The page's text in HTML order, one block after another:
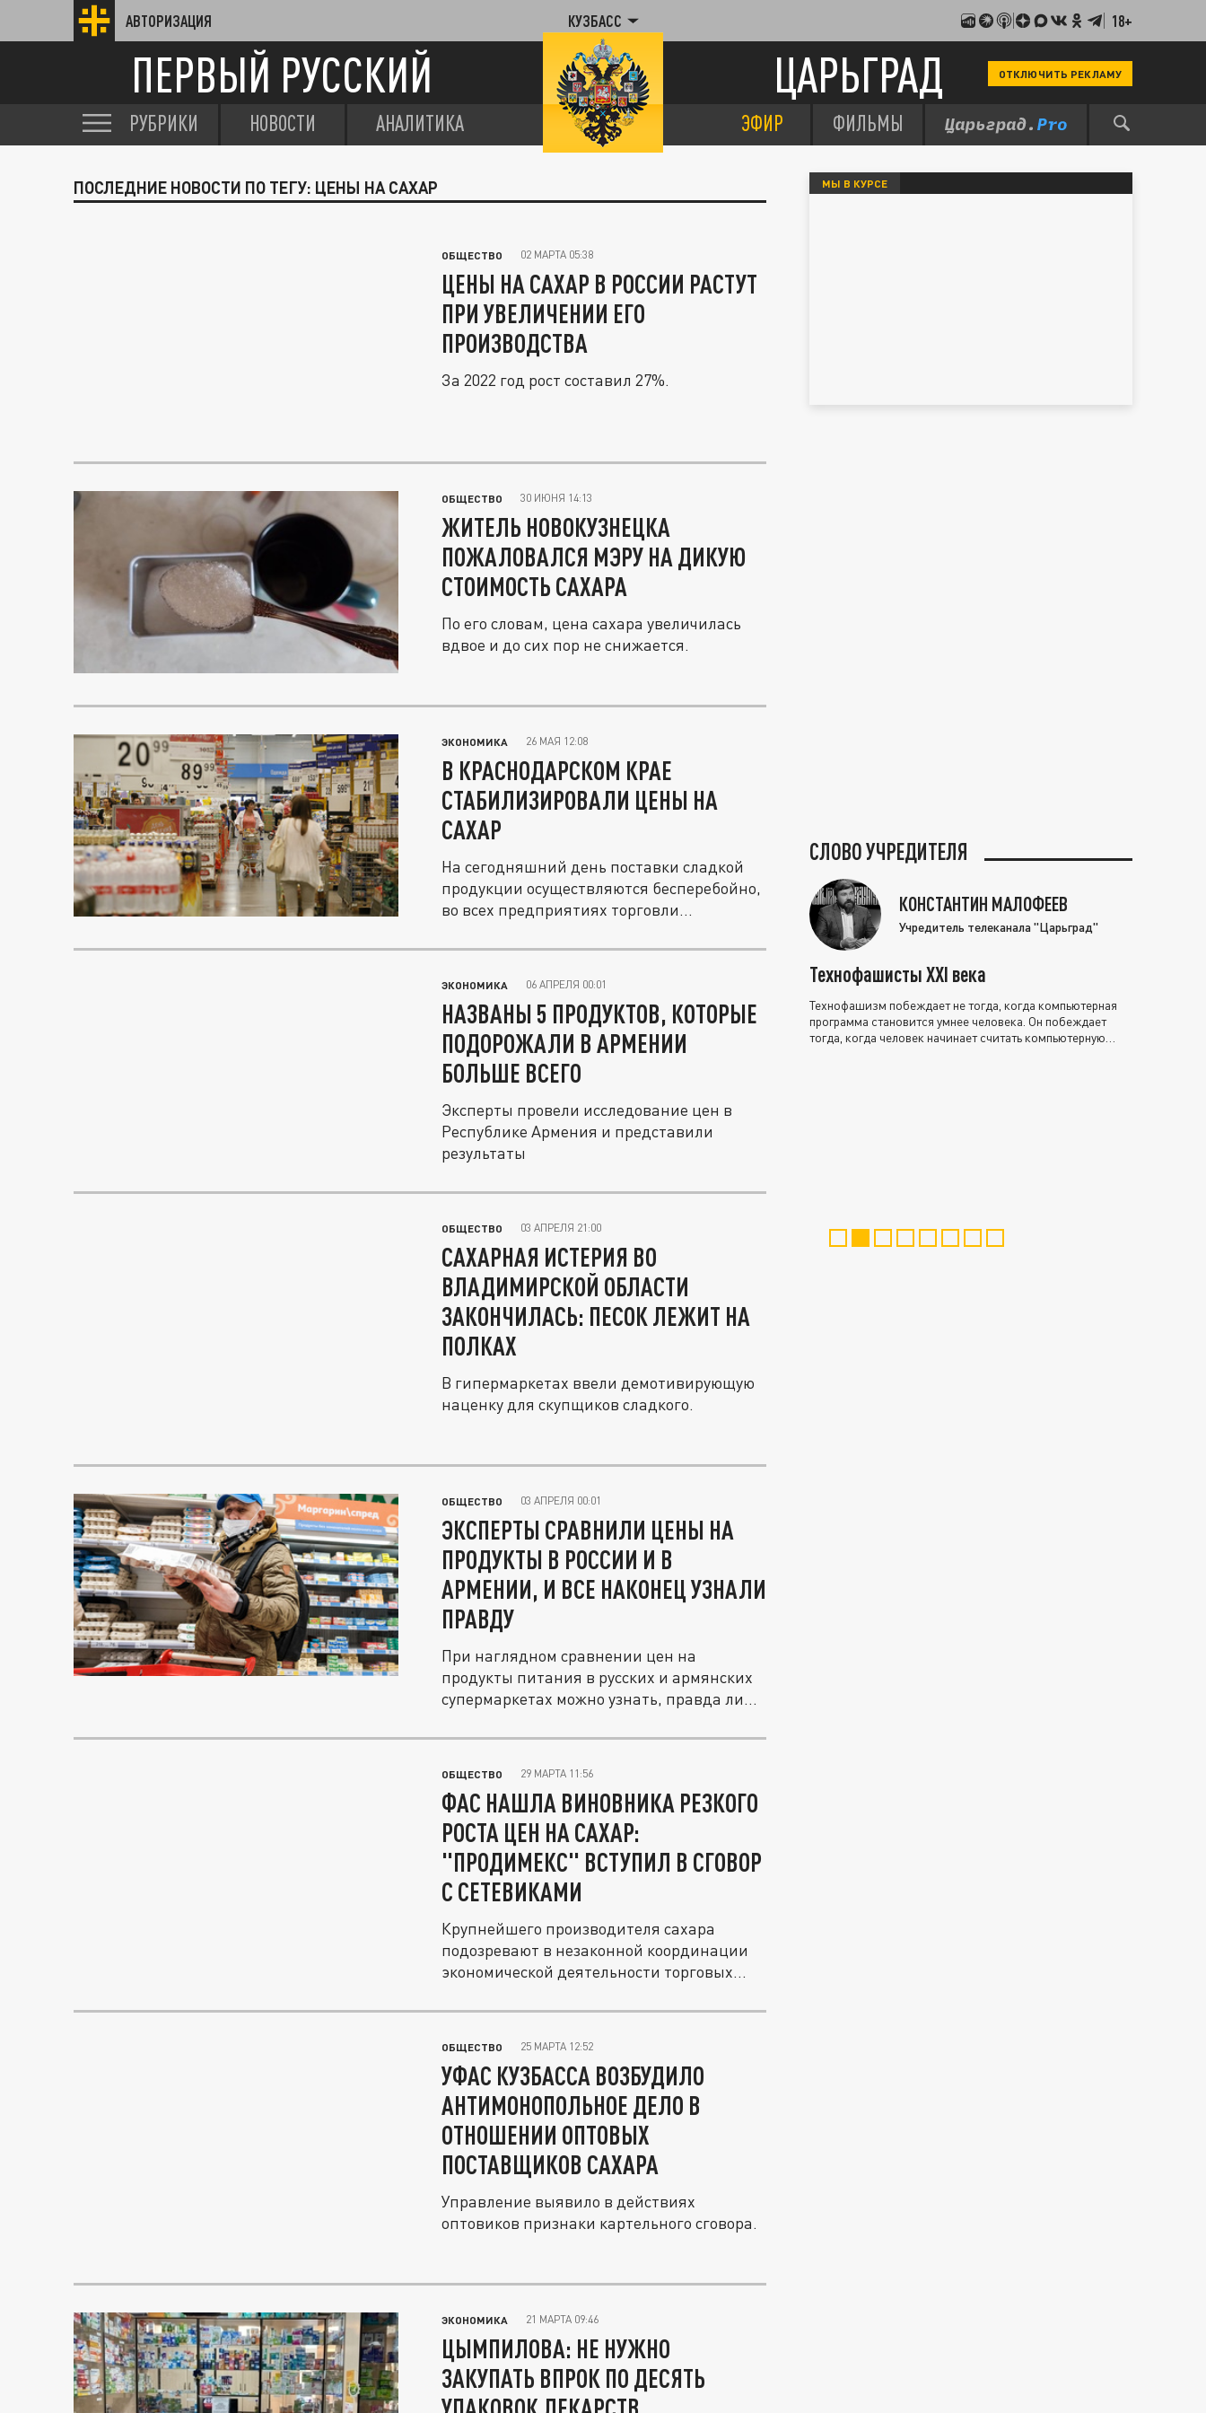
АВТОРИЗАЦИЯ КУЗБАСС 18+
ПЕРВЫЙ РУССКИЙ ЦАРЬГРАД ОТКЛЮЧИТЬ РЕКЛАМУ
РУБРИКИ НОВОСТИ АНАЛИТИКА ЭФИР ФИЛЬМЫ
ПОСЛЕДНИЕ НОВОСТИ ПО ТЕГУ: ЦЕНЫ НА САХАР
ОБЩЕСТВО 02 МАРТА 05:38
ЦЕНЫ НА САХАР В РОССИИ РАСТУТ
ПРИ УВЕЛИЧЕНИИ ЕГО
ПРОИЗВОДСТВА
За 2022 год рост составил 27%.
ОБЩЕСТВО 30 ИЮНЯ 14:13
ЖИТЕЛЬ НОВОКУЗНЕЦКА
ПОЖАЛОВАЛСЯ МЭРУ НА ДИКУЮ
СТОИМОСТЬ САХАРА
По его словам, цена сахара увеличилась
вдвое и до сих пор не снижается.
ЭКОНОМИКА 26 МАЯ 12:08
В КРАСНОДАРСКОМ КРАЕ
СТАБИЛИЗИРОВАЛИ ЦЕНЫ НА
САХАР
На сегодняшний день поставки сладкой
продукции осуществляются бесперебойно,
во всех предприятиях торговли...
ЭКОНОМИКА 06 АПРЕЛЯ 00:01
НАЗВАНЫ 5 ПРОДУКТОВ, КОТОРЫЕ
ПОДОРОЖАЛИ В АРМЕНИИ
БОЛЬШЕ ВСЕГО
Эксперты провели исследование цен в
Республике Армения и представили
результаты
ОБЩЕСТВО 03 АПРЕЛЯ 21:00
САХАРНАЯ ИСТЕРИЯ ВО
ВЛАДИМИРСКОЙ ОБЛАСТИ
ЗАКОНЧИЛАСЬ: ПЕСОК ЛЕЖИТ НА
ПОЛКАХ
В гипермаркетах ввели демотивирующую
наценку для скупщиков сладкого.
ОБЩЕСТВО 03 АПРЕЛЯ 00:01
ЭКСПЕРТЫ СРАВНИЛИ ЦЕНЫ НА
ПРОДУКТЫ В РОССИИ И В
АРМЕНИИ, И ВСЕ НАКОНЕЦ УЗНАЛИ
ПРАВДУ
При наглядном сравнении цен на
продукты питания в русских и армянских
супермаркетах можно узнать, правда ли...
ОБЩЕСТВО 29 МАРТА 11:56
ФАС НАШЛА ВИНОВНИКА РЕЗКОГО
РОСТА ЦЕН НА САХАР:
"ПРОДИМЕКС" ВСТУПИЛ В СГОВОР
С СЕТЕВИКАМИ
Крупнейшего производителя сахара
подозревают в незаконной координации
экономической деятельности торговых...
ОБЩЕСТВО 25 МАРТА 12:52
УФАС КУЗБАССА ВОЗБУДИЛО
АНТИМОНОПОЛЬНОЕ ДЕЛО В
ОТНОШЕНИИ ОПТОВЫХ
ПОСТАВЩИКОВ САХАРА
Управление выявило в действиях
оптовиков признаки картельного сговора.
ЭКОНОМИКА 21 МАРТА 09:46
ЦЫМПИЛОВА: НЕ НУЖНО
ЗАКУПАТЬ ВПРОК ПО ДЕСЯТЬ
МЫ В КУРСЕ
СЛОВО УЧРЕДИТЕЛЯ
КОНСТАНТИН МАЛОФЕЕВ
Учредитель телеканала "Царьград"
Технофашисты XXI века
Технофашизм побеждает не тогда, когда компьютерная
программа становится умнее человека. Он побеждает
тогда, когда человек начинает считать компьютерную